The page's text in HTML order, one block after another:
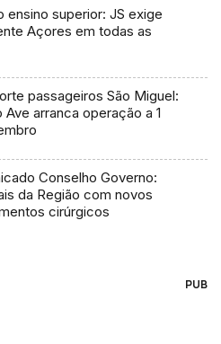
ensino superior: JS exige
Açores em todas as
passageiros São Miguel:
Ave arranca operação a 1
Conselho Governo:
da Região com novos
cirúrgicos
PUB